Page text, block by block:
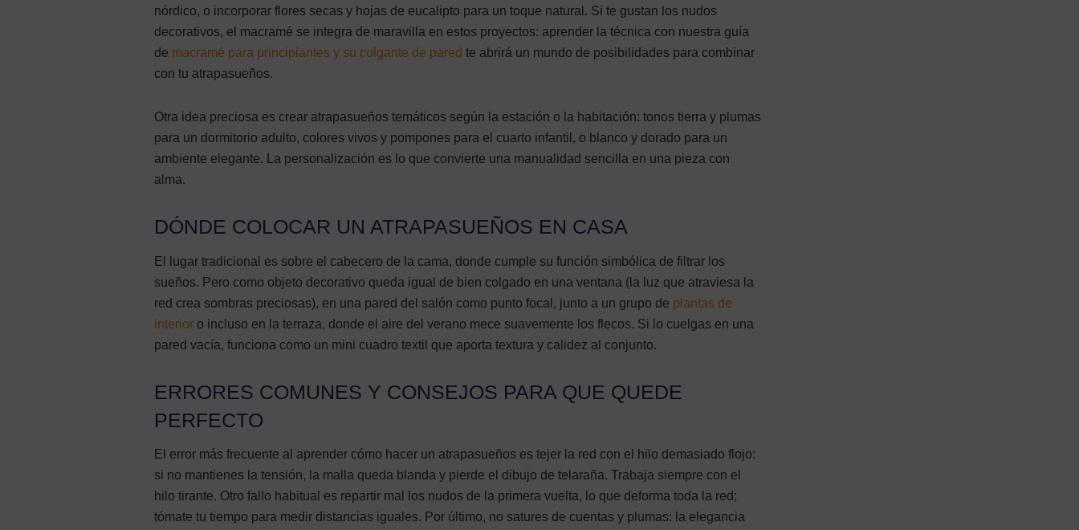
nórdico, o incorporar flores secas y hojas de eucalipto para un toque natural. Si te gustan los nudos
decorativos, el macramé se integra de maravilla en estos proyectos: aprender la técnica con nuestra guía
de macramé para principiantes y su colgante de pared te abrirá un mundo de posibilidades para combinar
con tu atrapasueños.
Otra idea preciosa es crear atrapasueños temáticos según la estación o la habitación: tonos tierra y plumas
para un dormitorio adulto, colores vivos y pompones para el cuarto infantil, o blanco y dorado para un
ambiente elegante. La personalización es lo que convierte una manualidad sencilla en una pieza con
alma.
DÓNDE COLOCAR UN ATRAPASUEÑOS EN CASA
El lugar tradicional es sobre el cabecero de la cama, donde cumple su función simbólica de filtrar los
sueños. Pero como objeto decorativo queda igual de bien colgado en una ventana (la luz que atraviesa la
red crea sombras preciosas), en una pared del salón como punto focal, junto a un grupo de plantas de
interior o incluso en la terraza, donde el aire del verano mece suavemente los flecos. Si lo cuelgas en una
pared vacía, funciona como un mini cuadro textil que aporta textura y calidez al conjunto.
ERRORES COMUNES Y CONSEJOS PARA QUE QUEDE
PERFECTO
El error más frecuente al aprender cómo hacer un atrapasueños es tejer la red con el hilo demasiado flojo:
si no mantienes la tensión, la malla queda blanda y pierde el dibujo de telaraña. Trabaja siempre con el
hilo tirante. Otro fallo habitual es repartir mal los nudos de la primera vuelta, lo que deforma toda la red;
tómate tu tiempo para medir distancias iguales. Por último, no satures de cuentas y plumas: la elegancia